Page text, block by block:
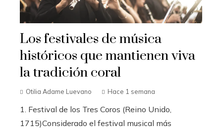
Los festivales de música
históricos que mantienen viva
la tradición coral
Otilia Adame Luevano Hace 1 semana
1. Festival de los Tres Coros (Reino Unido,
1715)Considerado el festival musical más